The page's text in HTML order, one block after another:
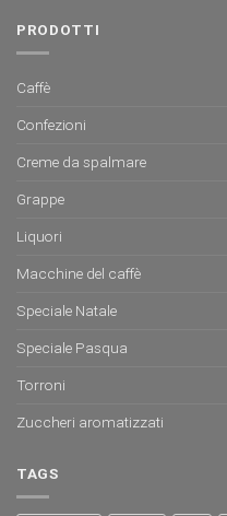
PRODOTTI
Caffè
Confezioni
Creme da spalmare
Grappe
Liquori
Macchine del caffè
Speciale Natale
Speciale Pasqua
Torroni
Zuccheri aromatizzati
TAGS